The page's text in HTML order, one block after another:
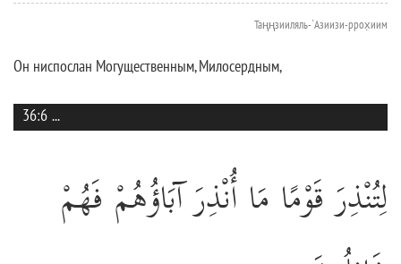
Таңңзииляль-`Азиизи-ррох̣иим
Он ниспослан Могущественным, Милосердным,
36:6 ...
لِتُنْذِرَ قَوْمًا مَا أُنْذِرَ آبَاؤُهُمْ فَهُمْ